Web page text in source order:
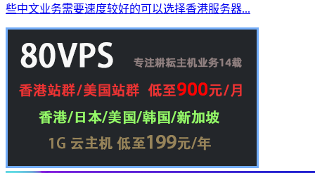
些中文业务需要速度较好的可以选择香港服务器...